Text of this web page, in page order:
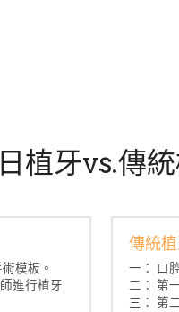
植牙vs.傳
模板。
進行植牙
傳統
一： 口
二： 第
三： 第